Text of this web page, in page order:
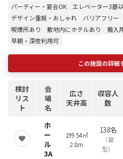
パーティー・宴会OK エレベーター3基
デザイン重視・おしゃれ
バリアフリー
喫煙所あり
敷地内にホテルあり
搬入
早朝・深夜利用可
この施設の詳細
検討
リス
ト
会
場
名
広さ
天井高
収容人
数
ホ
ー
ル
3A
199.54㎡
2.8m
138名
（島
型）